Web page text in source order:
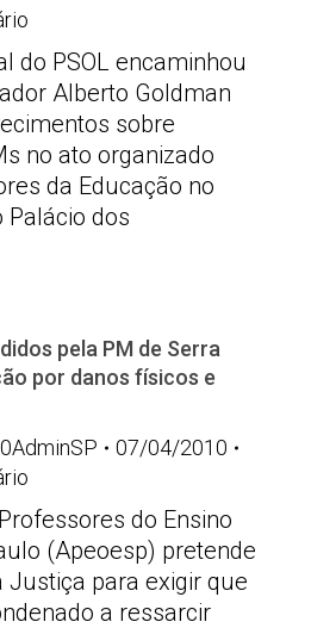
do PSOL encaminhou
Alberto Goldman
sobre
no ato organizado
da Educação no
Palácio dos
pela PM de Serra
por danos físicos e
07/04/2010
do Ensino
(Apeoesp) pretende
Justiça para exigir que
a ressarcir